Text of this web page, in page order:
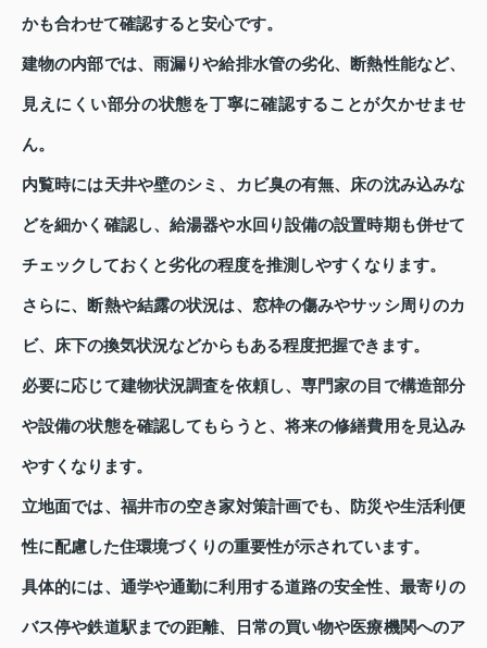
かも合わせて確認すると安心です。
建物の内部では、雨漏りや給排水管の劣化、断熱性能など、
見えにくい部分の状態を丁寧に確認することが欠かせませ
ん。
内覧時には天井や壁のシミ、カビ臭の有無、床の沈み込みな
どを細かく確認し、給湯器や水回り設備の設置時期も併せて
チェックしておくと劣化の程度を推測しやすくなります。
さらに、断熱や結露の状況は、窓枠の傷みやサッシ周りのカ
ビ、床下の換気状況などからもある程度把握できます。
必要に応じて建物状況調査を依頼し、専門家の目で構造部分
や設備の状態を確認してもらうと、将来の修繕費用を見込み
やすくなります。
立地面では、福井市の空き家対策計画でも、防災や生活利便
性に配慮した住環境づくりの重要性が示されています。
具体的には、通学や通勤に利用する道路の安全性、最寄りの
バス停や鉄道駅までの距離、日常の買い物や医療機関へのア